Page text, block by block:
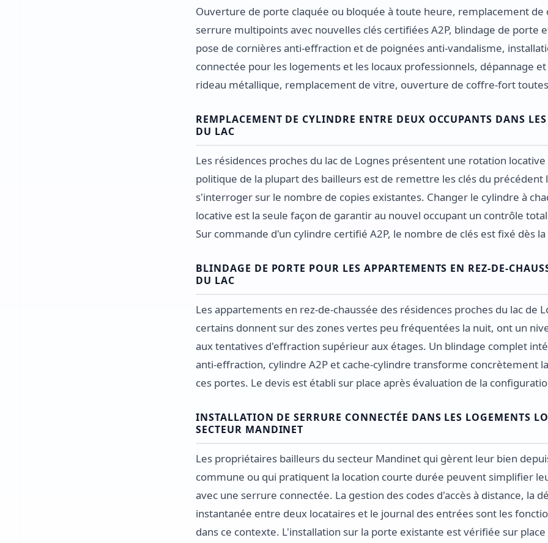
Ouverture de porte claquée ou bloquée à toute heure, remplacement de
serrure multipoints avec nouvelles clés certifiées A2P, blindage de porte
pose de cornières anti-effraction et de poignées anti-vandalisme,
connectée pour les logements et les locaux professionnels, dépannage
rideau métallique, remplacement de vitre, ouverture de coffre-fort
REMPLACEMENT DE CYLINDRE ENTRE DEUX OCCUPANTS DANS
DU LAC
Les résidences proches du lac de Lognes présentent une rotation
politique de la plupart des bailleurs est de remettre les clés du précédent
s'interroger sur le nombre de copies existantes. Changer le cylindre à
locative est la seule façon de garantir au nouvel occupant un contrôle
Sur commande d'un cylindre certifié A2P, le nombre de clés est fixé dès
BLINDAGE DE PORTE POUR LES APPARTEMENTS EN REZ-DE-
DU LAC
Les appartements en rez-de-chaussée des résidences proches du lac de
certains donnent sur des zones vertes peu fréquentées la nuit, ont un
aux tentatives d'effraction supérieur aux étages. Un blindage complet
anti-effraction, cylindre A2P et cache-cylindre transforme concrètement
ces portes. Le devis est établi sur place après évaluation de la
INSTALLATION DE SERRURE CONNECTÉE DANS LES LOGEMENTS
SECTEUR MANDINET
Les propriétaires bailleurs du secteur Mandinet qui gèrent leur bien
commune ou qui pratiquent la location courte durée peuvent simplifier
avec une serrure connectée. La gestion des codes d'accès à distance, la
instantanée entre deux locataires et le journal des entrées sont les
dans ce contexte. L'installation sur la porte existante est vérifiée sur